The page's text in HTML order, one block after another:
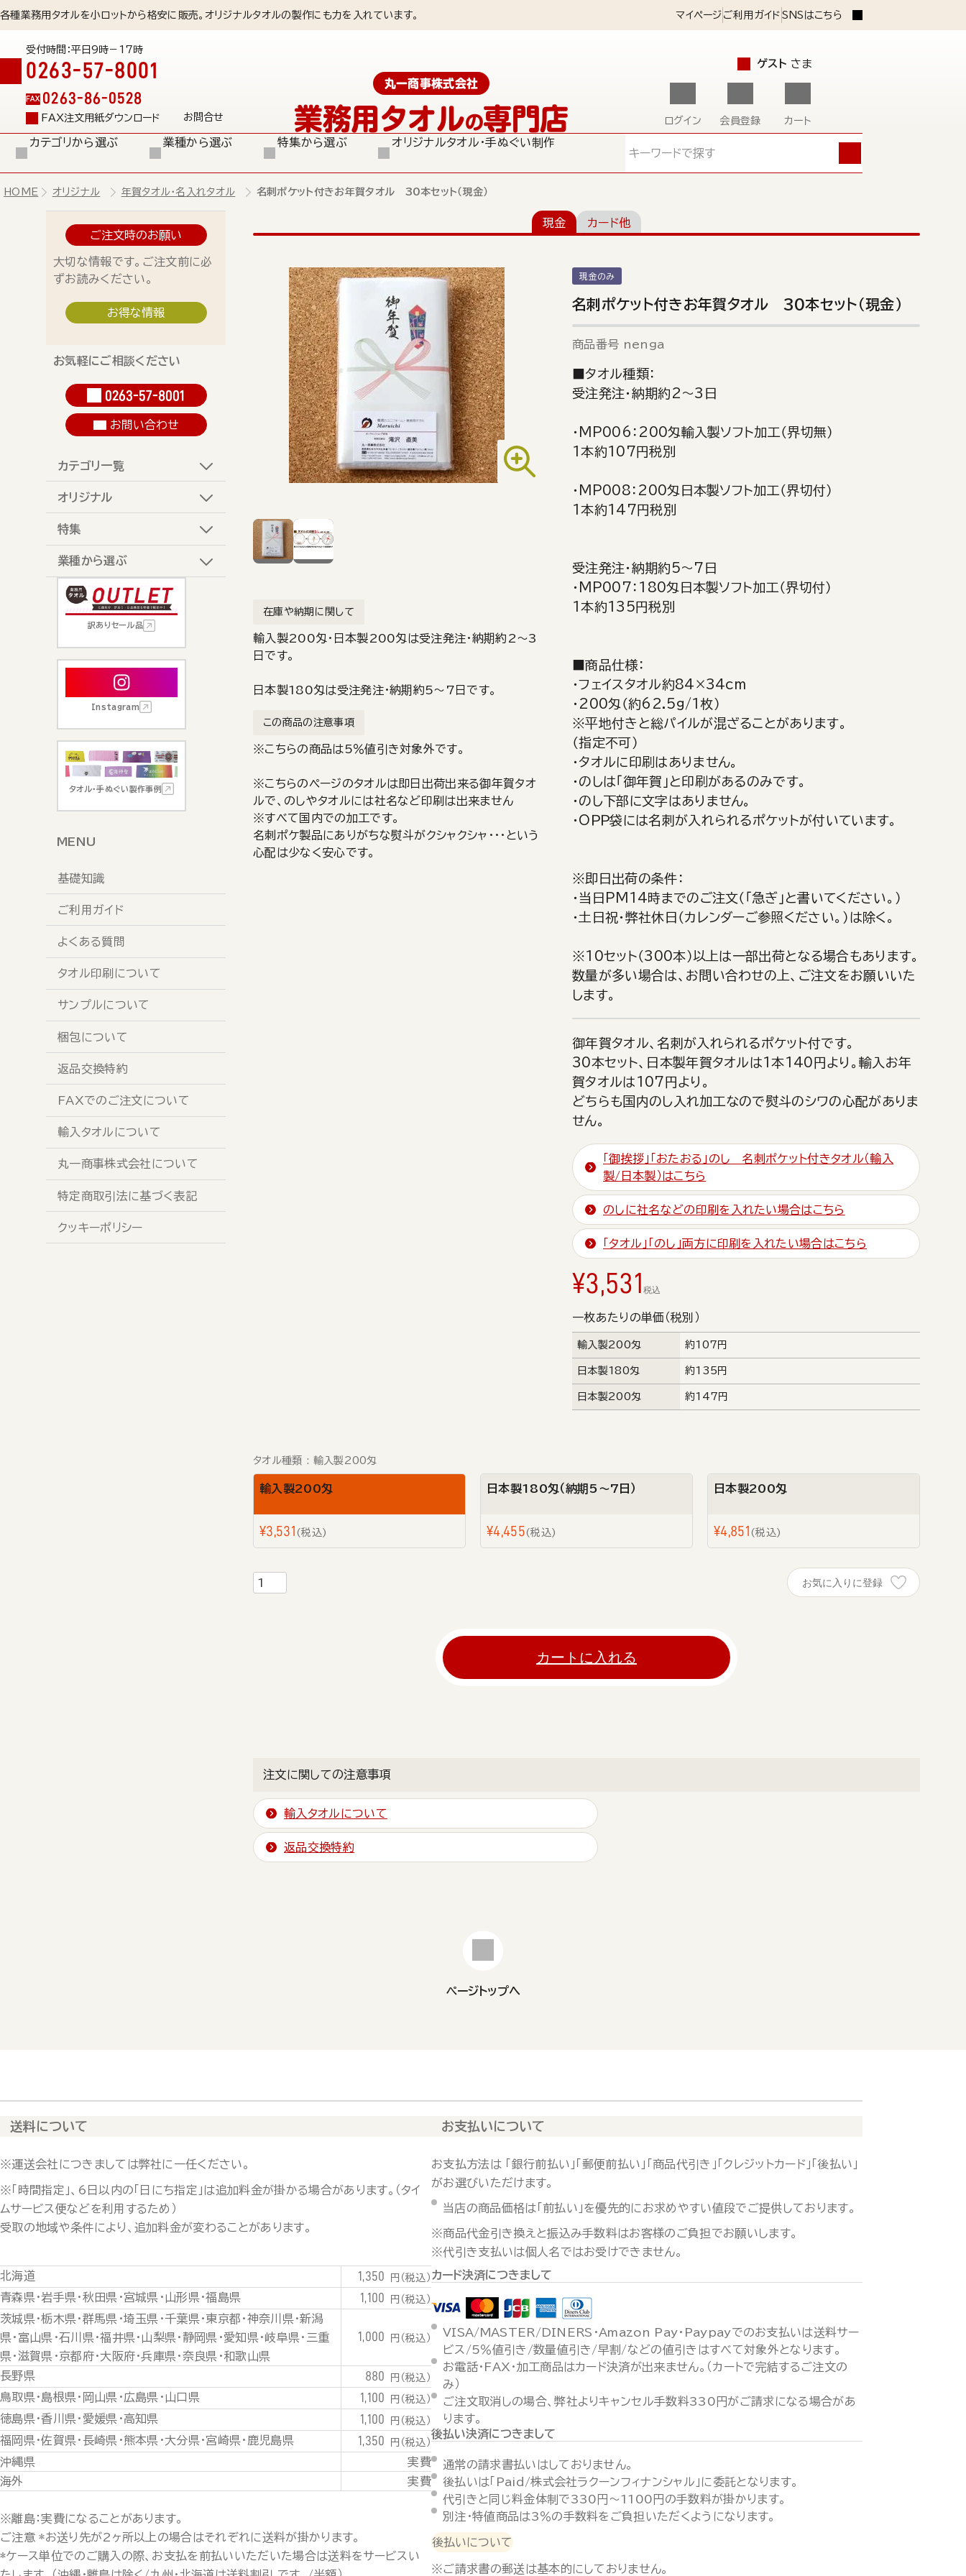
各種業務用タオルを小ロットから格安に販売。オリジナルタオルの製作にも力を入れています。 マイページ ご利用ガイド SNSはこちら
受付時間：平日9時－17時
0263-57-8001
FAX 0263-86-0528
FAX注文用紙ダウンロード お問合せ
丸一商事株式会社
業務用タオルの専門店
ゲスト さま
ログイン 会員登録 カート
カテゴリから選ぶ 業種から選ぶ 特集から選ぶ
オリジナルタオル・手ぬぐい制作
HOME オリジナル 年賀タオル・名入れタオル 名刺ポケット付きお年賀タオル 30本セット（現金）
ご注文時のお願い
大切な情報です。ご注文前に必
ずお読みください。
お得な情報
お気軽にご相談ください
0263-57-8001
お問い合わせ
カテゴリ一覧
オリジナル
特集
業種から選ぶ
訳ありセール品
Instagram
タオル・手ぬぐい製作事例
MENU
基礎知識
ご利用ガイド
よくある質問
タオル印刷について
サンプルについて
梱包について
返品交換特約
FAXでのご注文について
輸入タオルについて
丸一商事株式会社について
特定商取引法に基づく表記
クッキーポリシー
現金 カード他
在庫や納期に関して
輸入製200匁・日本製200匁は受注発注・納期約2～3
日です。
日本製180匁は受注発注・納期約5～7日です。
この商品の注意事項
※こちらの商品は5％値引き対象外です。
※こちらのページのタオルは即日出荷出来る御年賀タオ
ルで、のしやタオルには社名など印刷は出来ません
※すべて国内での加工です。
名刺ポケ製品にありがちな熨斗がクシャクシャ・・・という
心配は少なく安心です。
現金のみ
名刺ポケット付きお年賀タオル 30本セット（現金）
商品番号 nenga
■タオル種類：
受注発注・納期約2～3日
・MP006：200匁輸入製ソフト加工（界切無）
1本約107円税別
・MP008：200匁日本製ソフト加工（界切付）
1本約147円税別
受注発注・納期約5～7日
・MP007：180匁日本製ソフト加工（界切付）
1本約135円税別
■商品仕様：
・フェイスタオル約84×34cm
・200匁（約62.5g/1枚）
※平地付きと総パイルが混ざることがあります。
（指定不可）
・タオルに印刷はありません。
・のしは「御年賀」と印刷があるのみです。
・のし下部に文字はありません。
・OＰＰ袋には名刺が入れられるポケットが付いています。
※即日出荷の条件：
・当日PM14時までのご注文（「急ぎ」と書いてください。）
・土日祝・弊社休日（カレンダーご参照ください。）は除く。
※10セット（300本）以上は一部出荷となる場合もあります。
数量が多い場合は、お問い合わせの上、ご注文をお願いいた
します。
御年賀タオル、名刺が入れられるポケット付です。
30本セット、日本製年賀タオルは1本140円より。輸入お年
賀タオルは107円より。
どちらも国内のし入れ加工なので熨斗のシワの心配がありま
せん。
「御挨拶」「おたおる」のし 名刺ポケット付きタオル（輸入
製/日本製）はこちら
のしに社名などの印刷を入れたい場合はこちら
「タオル」「のし」両方に印刷を入れたい場合はこちら
¥3,531 税込
一枚あたりの単価（税別）
輸入製200匁 約107円
日本製180匁 約135円
日本製200匁 約147円
タオル種類 輸入製200匁
輸入製200匁
¥3,531 税込
日本製180匁（納期5～7日）
¥4,455 税込
日本製200匁
¥4,851 税込
お気に入りに登録
カートに入れる
注文に関しての注意事項
輸入タオルについて
返品交換特約
ページトップへ
送料について
※運送会社につきましては弊社に一任ください。
※「時間指定」、6日以内の「日にち指定」は追加料金が掛かる場合があります。（タイ
ムサービス便などを利用するため）
受取の地域や条件により、追加料金が変わることがあります。
北海道 1,350 円（税込）
青森県・岩手県・秋田県・宮城県・山形県・福島県 1,100 円（税込）
茨城県・栃木県・群馬県・埼玉県・千葉県・東京都・神奈川県・新潟
県・富山県・石川県・福井県・山梨県・静岡県・愛知県・岐阜県・三重
県・滋賀県・京都府・大阪府・兵庫県・奈良県・和歌山県
1,000 円（税込）
長野県 880 円（税込）
鳥取県・島根県・岡山県・広島県・山口県 1,100 円（税込）
徳島県・香川県・愛媛県・高知県 1,100 円（税込）
福岡県・佐賀県・長崎県・熊本県・大分県・宮崎県・鹿児島県 1,350 円（税込）
沖縄県
実費
海外
実費
※離島：実費になることがあります。
ご注意 *お送り先が2ヶ所以上の場合はそれぞれに送料が掛かります。
*ケース単位でのご購入の際、お支払を前払いいただいた場合は送料をサービスい
お支払いについて
お支払方法は 「銀行前払い」「郵便前払い」「商品代引き」「クレジットカード」「後払い」
がお選びいただけます。
当店の商品価格は「前払い」を優先的にお求めやすい値段でご提供しております。
※商品代金引き換えと振込み手数料はお客様のご負担でお願いします。
※代引き支払いは個人名ではお受けできません。
カード決済につきまして
VISA/MASTER/DINERS・Amazon Pay・Paypayでのお支払いは送料サー
ビス/5％値引き/数量値引き/早割/などの値引きはすべて対象外となります。
お電話・FAX・加工商品はカード決済が出来ません。（カートで完結するご注文の
み）
ご注文取消しの場合、弊社よりキャンセル手数料330円がご請求になる場合があ
ります。
後払い決済につきまして
通常の請求書払いはしておりません。
後払いは「Paid/株式会社ラクーンフィナンシャル」に委託となります。
代引きと同じ料金体制で330円～1100円の手数料が掛かります。
別注・特値商品は3％の手数料をご負担いただくようになります。
後払いについて
※ご請求書の郵送は基本的にしておりません。